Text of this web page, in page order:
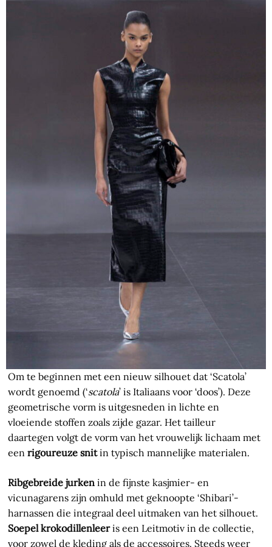
Om te beginnen met een nieuw silhouet dat ‘Scatola’
wordt genoemd (‘scatola’ is Italiaans voor ‘doos’). Deze
geometrische vorm is uitgesneden in lichte en
vloeiende stoffen zoals zijde gazar. Het tailleur
daartegen volgt de vorm van het vrouwelijk lichaam met
eenrigoureuze snitin typisch mannelijke materialen.
Ribgebreide jurken in de fijnste kasjmier- en
vicunagarens zijn omhuld met geknoopte ‘Shibari’-
harnassen die integraal deel uitmaken van het silhouet.
Soepel krokodillenleeris een Leitmotiv in de collectie,
voor zowel de kleding als de accessoires. Steeds weer